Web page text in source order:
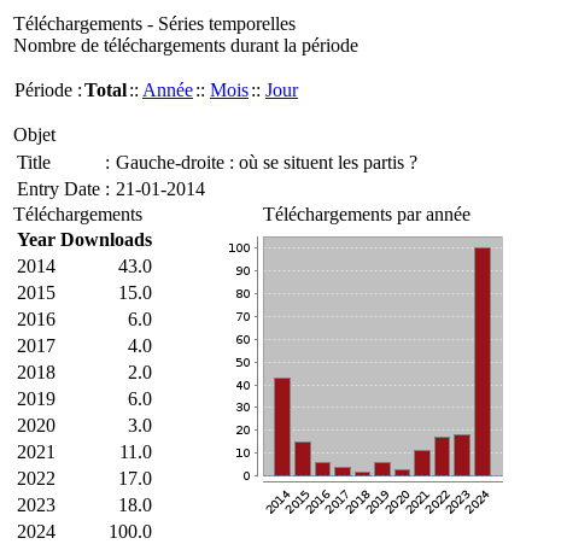
Téléchargements - Séries temporelles
Nombre de téléchargements durant la période
Période :Total:: Année:: Mois:: Jour
Objet
Title
: Gauche-droite : où se situent les partis ?
Entry Date : 21-01-2014
Téléchargements
Year Downloads
2014
43.0
2015
15.0
2016
6.0
2017
4.0
2018
2.0
2019
6.0
2020
3.0
2021
11.0
2022
17.0
2023
18.0
2024
100.0
Téléchargements par année